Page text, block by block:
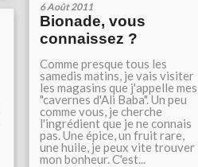
6 Août 2011
Bionade, vous
connaissez ?
Comme presque tous les
samedis matins, je vais visiter
les magasins que j'appelle mes
"cavernes d'Ali Baba". Un peu
comme vous, je cherche
l'ingrédient que je ne connais
pas. Une épice, un fruit rare,
une huile, je peux vite trouver
mon bonheur. C'est...